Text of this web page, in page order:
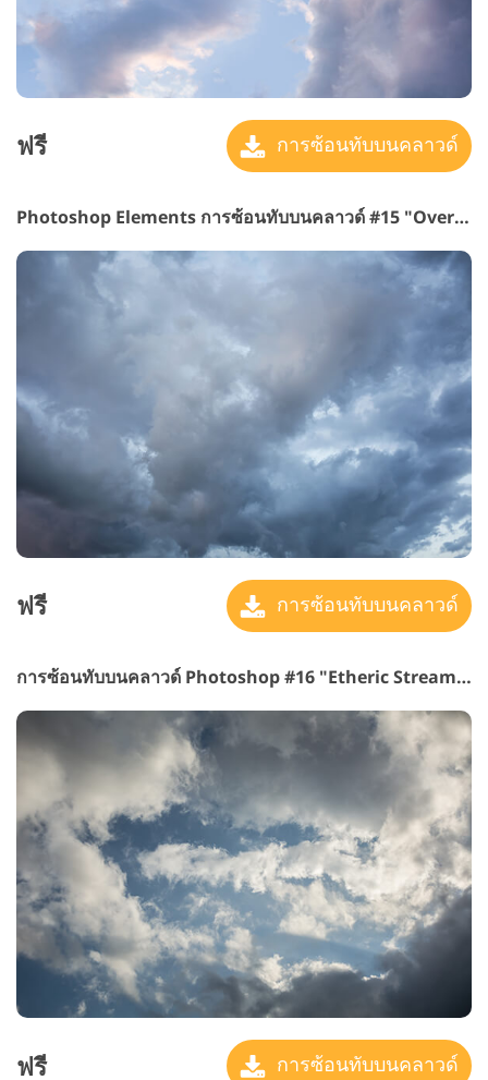
ฟรี การซ้อนทับบนคลาวด์
Photoshop Elements การซ้อนทับบนคลาวด์ #15 "Overcast Shadows"
ฟรี การซ้อนทับบนคลาวด์
การซ้อนทับบนคลาวด์ Photoshop #16 "Etheric Streams"
ฟรี การซ้อนทับบนคลาวด์